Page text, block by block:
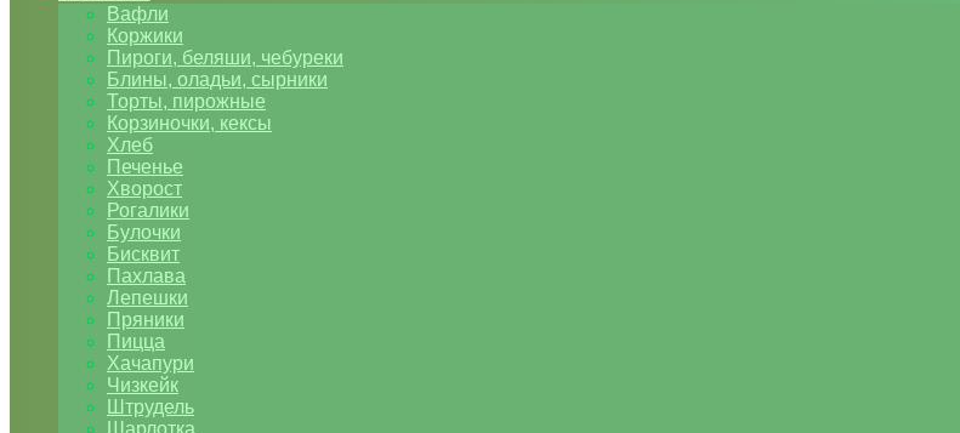
Вафли
Коржики
Пироги, беляши, чебуреки
Блины, оладьи, сырники
Торты, пирожные
Корзиночки, кексы
Хлеб
Печенье
Хворост
Рогалики
Булочки
Бисквит
Пахлава
Лепешки
Пряники
Пицца
Хачапури
Чизкейк
Штрудель
Шарлотка